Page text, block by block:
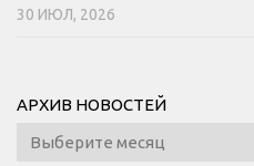
30 ИЮЛ, 2026
АРХИВ НОВОСТЕЙ
Архив
новостей